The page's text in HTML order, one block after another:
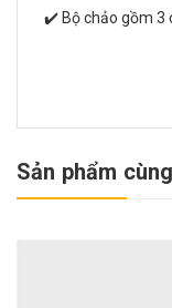
✔️ Bộ chảo gồm 3
Sản phẩm